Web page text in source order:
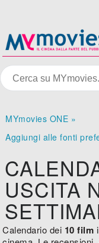
MYmovies ONE »
Aggiungi alle fonti
USCITA
Calendario dei 10 film